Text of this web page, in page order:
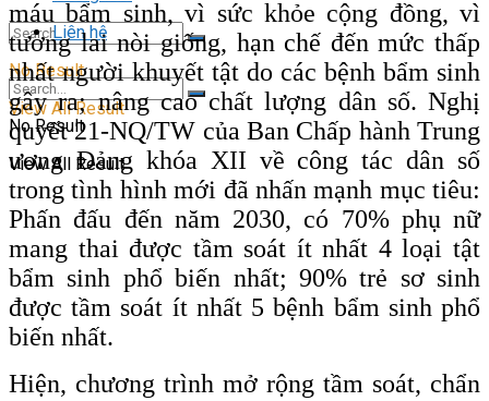
No Result
View All Result
Liên hệ
No Result
View All Result
máu bẩm sinh, vì sức khỏe cộng đồng, vì
tương lai nòi giống, hạn chế đến mức thấp
nhất người khuyết tật do các bệnh bẩm sinh
gây ra; nâng cao chất lượng dân số. Nghị
quyết 21-NQ/TW của Ban Chấp hành Trung
ương Đảng khóa XII về công tác dân số
trong tình hình mới đã nhấn mạnh mục tiêu:
Phấn đấu đến năm 2030, có 70% phụ nữ
mang thai được tầm soát ít nhất 4 loại tật
bẩm sinh phổ biến nhất; 90% trẻ sơ sinh
được tầm soát ít nhất 5 bệnh bẩm sinh phổ
biến nhất.
Hiện, chương trình mở rộng tầm soát, chẩn